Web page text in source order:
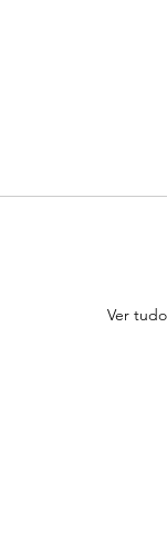
Ver tudo